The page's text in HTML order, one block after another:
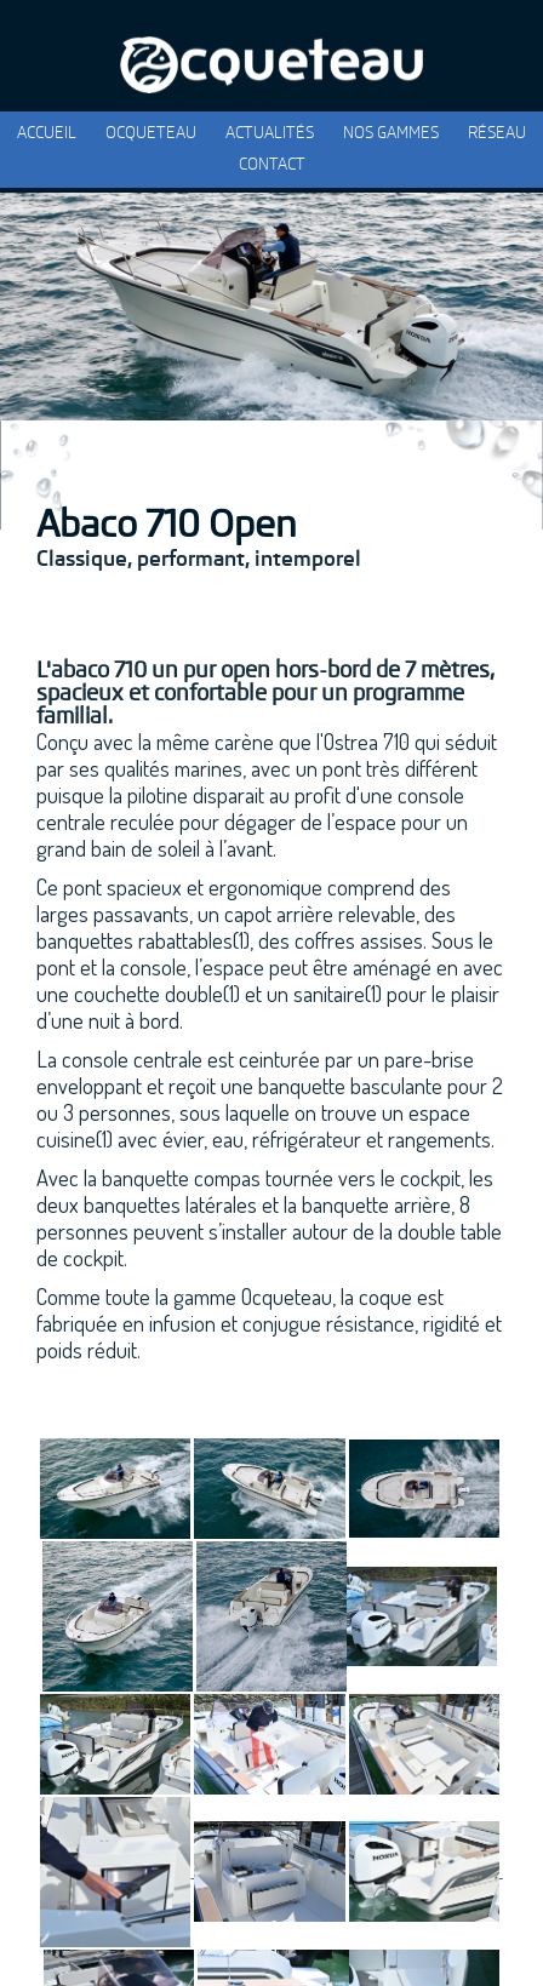
ACCUEIL OCQUETEAU ACTUALITÉS NOS GAMMES
RÉSEAU
CONTACT
Abaco 710 Open
Classique, performant, intemporel
L'abaco 710 un pur open hors-bord de 7 mètres,
spacieux et confortable pour un programme
familial.
Conçu avec la même carène que l'Ostrea 710 qui séduit
par ses qualités marines, avec un pont très différent
puisque la pilotine disparait au profit d'une console
centrale reculée pour dégager de l’espace pour un
grand bain de soleil à l’avant.
Ce pont spacieux et ergonomique comprend des
larges passavants, un capot arrière relevable, des
banquettes rabattables(1), des coffres assises. Sous le
pont et la console, l’espace peut être aménagé en avec
une couchette double(1) et un sanitaire(1) pour le plaisir
d’une nuit à bord.
La console centrale est ceinturée par un pare-brise
enveloppant et reçoit une banquette basculante pour 2
ou 3 personnes, sous laquelle on trouve un espace
cuisine(1) avec évier, eau, réfrigérateur et rangements.
Avec la banquette compas tournée vers le cockpit, les
deux banquettes latérales et la banquette arrière, 8
personnes peuvent s’installer autour de la double table
de cockpit.
Comme toute la gamme Ocqueteau, la coque est
fabriquée en infusion et conjugue résistance, rigidité et
poids réduit.